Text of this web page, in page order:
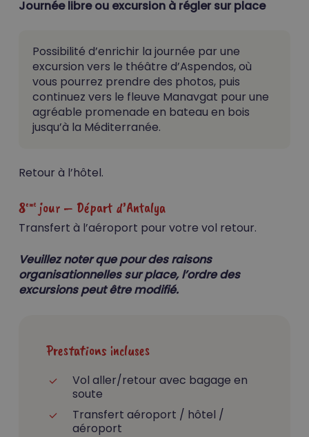
Votre panier est vide.
Journée libre ou excursion à régler sur place
Possibilité d’enrichir la journée par une
excursion vers le théâtre d’Aspendos, où
vous pourrez prendre des photos, puis
continuez vers le fleuve Manavgat pour une
agréable promenade en bateau en bois
jusqu’à la Méditerranée.
Retour à l’hôtel.
8emejour – Départ d’Antalya
Transfert à l’aéroport pour votre vol retour.
Veuillez noter que pour des raisons
organisationnelles sur place, l’ordre des
excursions peut être modifié.
Prestations incluses
Vol aller/retour avec bagage en
soute
Transfert aéroport / hôtel /
aéroport